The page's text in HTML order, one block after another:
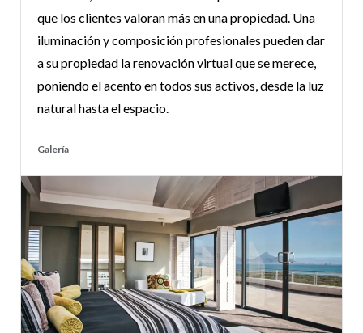
que los clientes valoran más en una propiedad. Una
iluminación y composición profesionales pueden dar
a su propiedad la renovación virtual que se merece,
poniendo el acento en todos sus activos, desde la luz
natural hasta el espacio.
Galería